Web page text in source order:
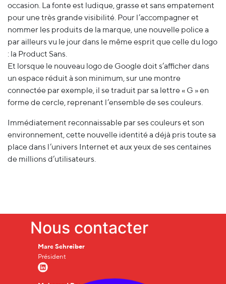
occasion. La fonte est ludique, grasse et sans empatement
pour une très grande visibilité. Pour l’accompagner et
nommer les produits de la marque, une nouvelle police a
par ailleurs vu le jour dans le même esprit que celle du logo
: la Product Sans.
Et lorsque le nouveau logo de Google doit s’afficher dans
un espace réduit à son minimum, sur une montre
connectée par exemple, il se traduit par sa lettre « G » en
forme de cercle, reprenant l’ensemble de ses couleurs.
Immédiatement reconnaissable par ses couleurs et son
environnement, cette nouvelle identité a déjà pris toute sa
place dans l’univers Internet et aux yeux de ses centaines
de millions d’utilisateurs.
Nous contacter
Marc Schreiber
Président